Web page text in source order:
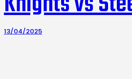
13/04/2025